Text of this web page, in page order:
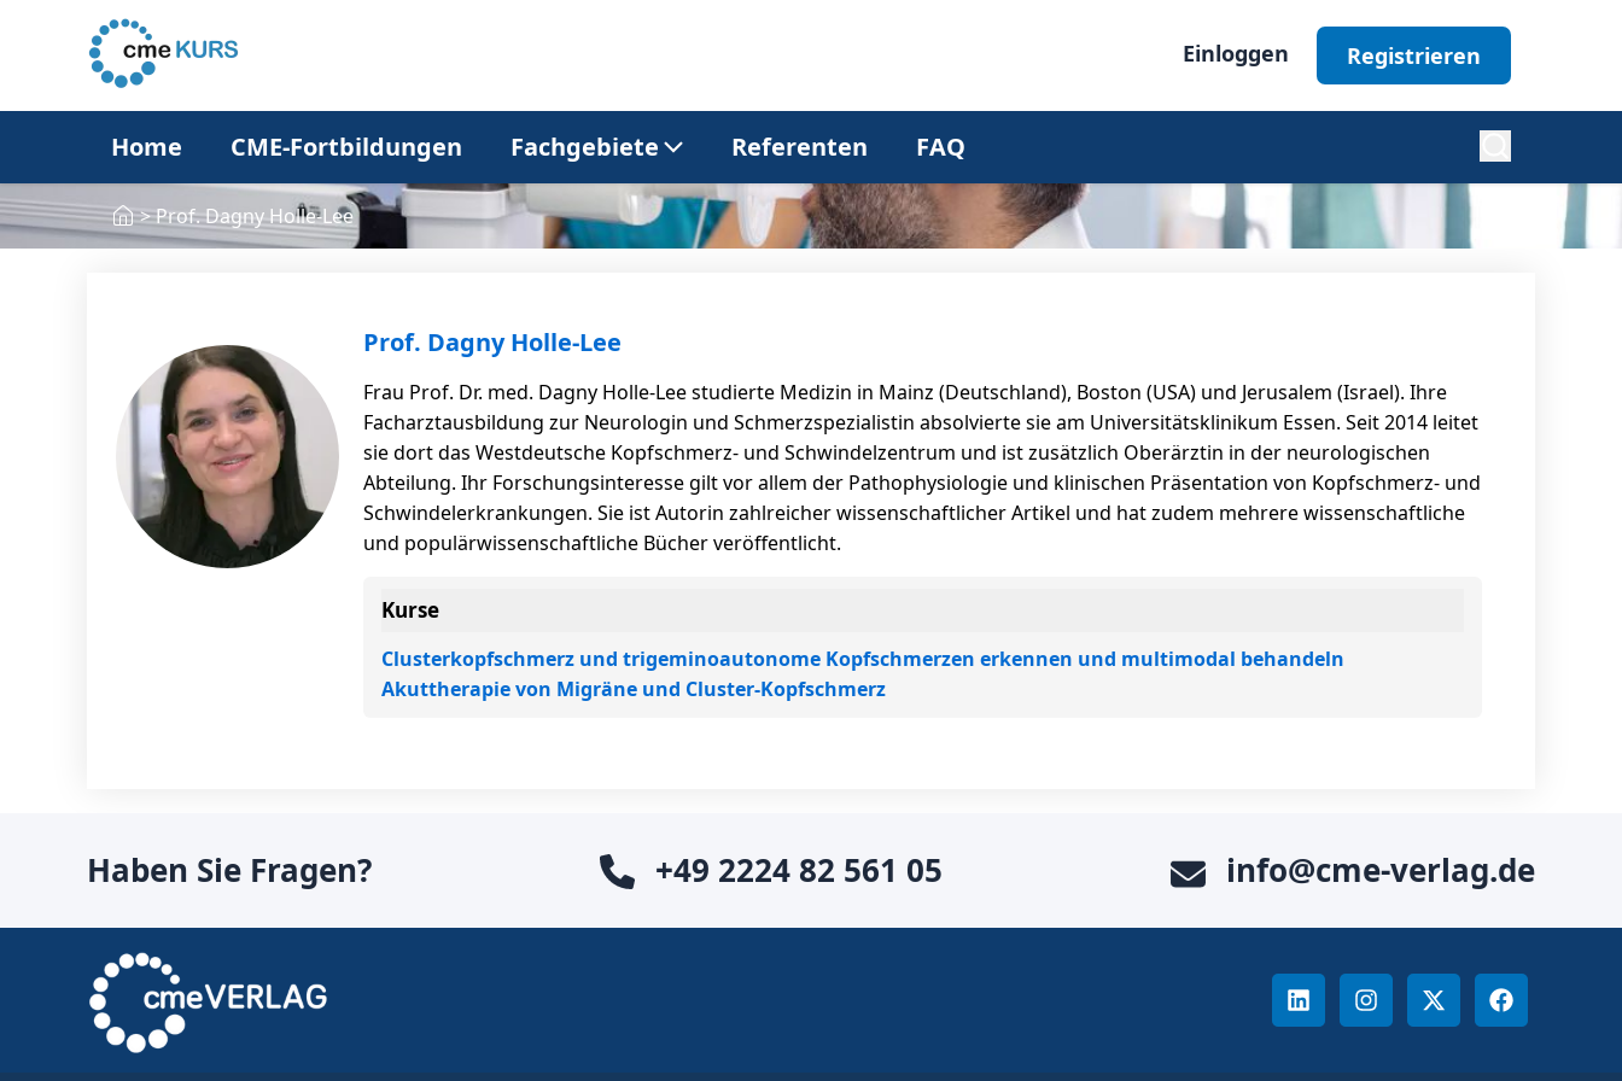
Einloggen Registrieren
Home CME-Fortbildungen Fachgebiete
Allgemeinmedizin Dermatologie Diabetes
Gastroenterologie
Neurologie Onkologie Ophthalmologie
Pneumologie Urologie Alle Fachgebiete
Referenten FAQ
>Prof. Dagny Holle-Lee
Prof. Dagny Holle-Lee
Frau Prof. Dr. med. Dagny Holle-Lee studierte Medizin in Mainz (Deutschland), Boston (USA) und Jerusalem (Israel). Ihre
Facharztausbildung zur Neurologin und Schmerzspezialistin absolvierte sie am Universitätsklinikum Essen. Seit 2014 leitet
sie dort das Westdeutsche Kopfschmerz- und Schwindelzentrum und ist zusätzlich Oberärztin in der neurologischen
Abteilung. Ihr Forschungsinteresse gilt vor allem der Pathophysiologie und klinischen Präsentation von Kopfschmerz- und
Schwindelerkrankungen. Sie ist Autorin zahlreicher wissenschaftlicher Artikel und hat zudem mehrere wissenschaftliche
und populärwissenschaftliche Bücher veröffentlicht.
Kurse
Clusterkopfschmerz und trigeminoautonome Kopfschmerzen erkennen und multimodal behandeln
Akuttherapie von Migräne und Cluster-Kopfschmerz
Haben Sie Fragen? +49 2224 82 561 05 info@cme-verlag.de